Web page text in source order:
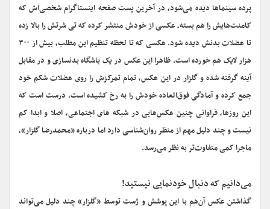
پرده سینماها دیده می‌شود، در آخرین پست صفحه اینستاگرام شخصی‌اش که
کامنت‌هایش را هم بسته، عکسی از خودش منتشر کرده که تی شرتش را بالا زده
تا عضلات بدنش دیده شود. عکسی که تا لحظه تنظیم این مطلب، بیش از ۳۰۰
هزار لایک هم خورده است. ظاهرا این عکس در یک باشگاه بدنسازی و در مقابل
آینه گرفته شده و گلزار در این عکس، تمام تمرکزش را روی عضلات شکم خود
جمع کرده و آمادگی فوق‌العاده خودش را به رخ کشیده است. درست است که
این روزها، فراوانی چنین عکس‌هایی در شبکه های اجتماعی، اصلا و ابدا کم
نیست و چند دلیل مهم از منظر روان‌شناسی دارد اما درباره «محمدرضا گلزار»،
ماجرا کمی متفاوت‌تر به نظر می‌رسد.
می‌دانیم که دنبال خودنمایی نیستید!
گذاشتن عکس آن‌هم با این پوشش و ژست توسط «گلزار» چند دلیل می‌تواند